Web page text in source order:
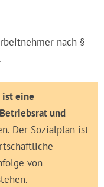
nach §
ist eine
und
Der Sozialplan ist
von